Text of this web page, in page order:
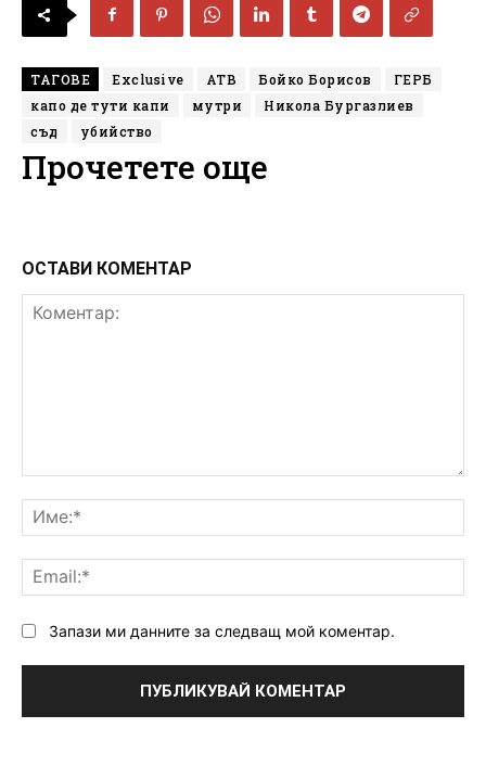
ТАГОВЕ Exclusive АТВ Бойко Борисов
ГЕРБ
капо де тути капи
мутри
Никола Бургазлиев
съд
убийство
Прочетете още
ОСТАВИ КОМЕНТАР
Запази ми данните за следващ мой коментар.